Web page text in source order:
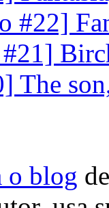
#22]
The
o blog